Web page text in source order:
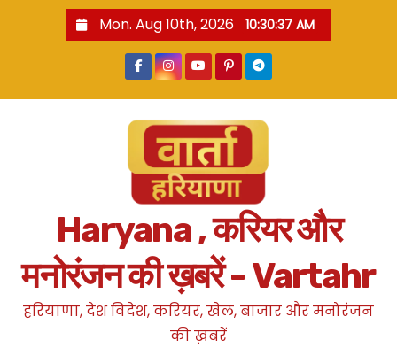
Mon. Aug 10th, 2026 10:30:37 AM
Haryana , करियर और
मनोरंजन की ख़बरें - Vartahr
हरियाणा, देश विदेश, करियर, खेल, बाजार और मनोरंजन
की ख़बरें